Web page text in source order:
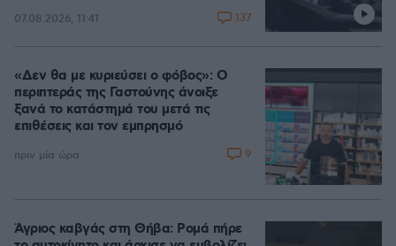
07.08.2026, 11:41 137
«Δεν θα με κυριεύσει ο φόβος»: Ο
περιπτεράς της Γαστούνης άνοιξε
ξανά το κατάστημά του μετά τις
επιθέσεις και τον εμπρησμό
πριν μία ώρα 9
Άγριος καβγάς στη Θήβα: Ρομά πήρε